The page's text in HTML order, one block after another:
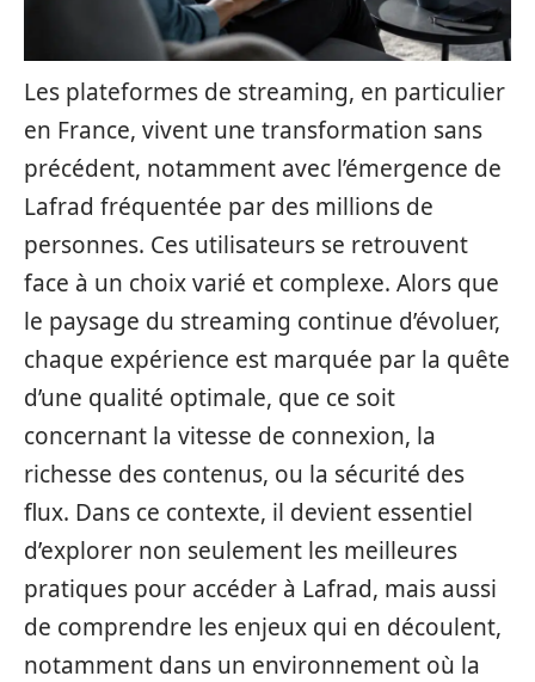
Les plateformes de streaming, en particulier
en France, vivent une transformation sans
précédent, notamment avec l’émergence de
Lafrad fréquentée par des millions de
personnes. Ces utilisateurs se retrouvent
face à un choix varié et complexe. Alors que
le paysage du streaming continue d’évoluer,
chaque expérience est marquée par la quête
d’une qualité optimale, que ce soit
concernant la vitesse de connexion, la
richesse des contenus, ou la sécurité des
flux. Dans ce contexte, il devient essentiel
d’explorer non seulement les meilleures
pratiques pour accéder à Lafrad, mais aussi
de comprendre les enjeux qui en découlent,
notamment dans un environnement où la